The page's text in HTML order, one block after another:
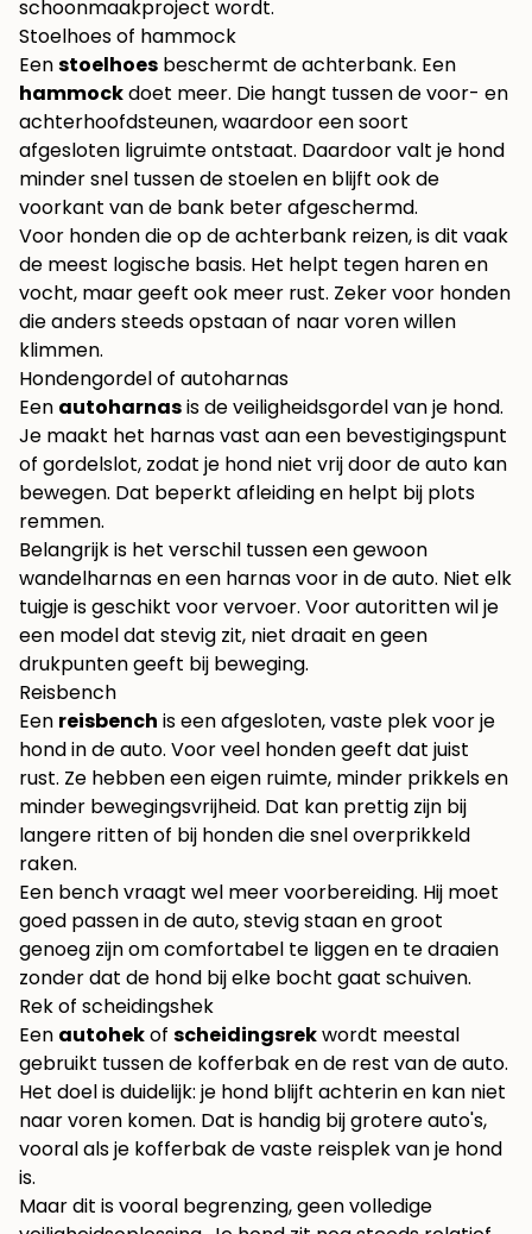
schoonmaakproject wordt.
Stoelhoes of hammock
Eenstoelhoes beschermt de achterbank. Een
hammockdoet meer. Die hangt tussen de voor- en
achterhoofdsteunen, waardoor een soort
afgesloten ligruimte ontstaat. Daardoor valt je hond
minder snel tussen de stoelen en blijft ook de
voorkant van de bank beter afgeschermd.
Voor honden die op de achterbank reizen, is dit vaak
de meest logische basis. Het helpt tegen haren en
vocht, maar geeft ook meer rust. Zeker voor honden
die anders steeds opstaan of naar voren willen
klimmen.
Hondengordel of autoharnas
Een autoharnasis de veiligheidsgordel van je hond.
Je maakt het harnas vast aan een bevestigingspunt
of gordelslot, zodat je hond niet vrij door de auto kan
bewegen. Dat beperkt afleiding en helpt bij plots
remmen.
Belangrijk is het verschil tussen een gewoon
wandelharnas en een harnas voor in de auto. Niet elk
tuigje is geschikt voor vervoer. Voor autoritten wil je
een model dat stevig zit, niet draait en geen
drukpunten geeft bij beweging.
Reisbench
Een reisbench is een afgesloten, vaste plek voor je
hond in de auto. Voor veel honden geeft dat juist
rust. Ze hebben een eigen ruimte, minder prikkels en
minder bewegingsvrijheid. Dat kan prettig zijn bij
langere ritten of bij honden die snel overprikkeld
raken.
Een bench vraagt wel meer voorbereiding. Hij moet
goed passen in de auto, stevig staan en groot
genoeg zijn om comfortabel te liggen en te draaien
zonder dat de hond bij elke bocht gaat schuiven.
Rek of scheidingshek
Een autohekof scheidingsrekwordt meestal
gebruikt tussen de kofferbak en de rest van de auto.
Het doel is duidelijk: je hond blijft achterin en kan niet
naar voren komen. Dat is handig bij grotere auto's,
vooral als je kofferbak de vaste reisplek van je hond
is.
Maar dit is vooral begrenzing, geen volledige